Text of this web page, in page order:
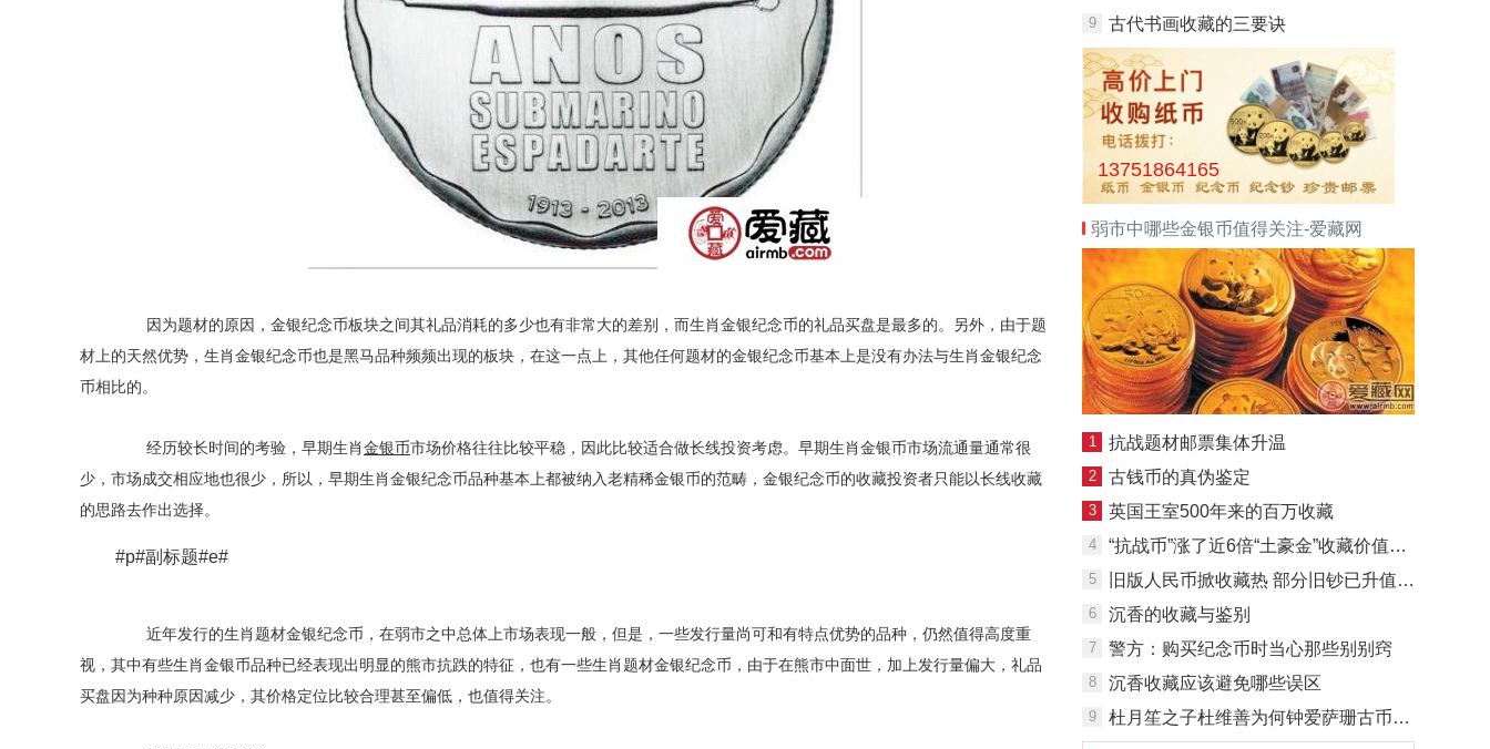
因为题材的原因，金银纪念币板块之间其礼品消耗的多少也有非常大的差别，而生肖金银纪念币的礼品买盘是最多的。另外，由于题
材上的天然优势，生肖金银纪念币也是黑马品种频频出现的板块，在这一点上，其他任何题材的金银纪念币基本上是没有办法与生肖金银纪念
币相比的。
经历较长时间的考验，早期生肖金银币市场价格往往比较平稳，因此比较适合做长线投资考虑。早期生肖金银币市场流通量通常很
少，市场成交相应地也很少，所以，早期生肖金银纪念币品种基本上都被纳入老精稀金银币的范畴，金银纪念币的收藏投资者只能以长线收藏
的思路去作出选择。
#p#副标题#e#
近年发行的生肖题材金银纪念币，在弱市之中总体上市场表现一般，但是，一些发行量尚可和有特点优势的品种，仍然值得高度重
视，其中有些生肖金银币品种已经表现出明显的熊市抗跌的特征，也有一些生肖题材金银纪念币，由于在熊市中面世，加上发行量偏大，礼品
买盘因为种种原因减少，其价格定位比较合理甚至偏低，也值得关注。
9 古代书画收藏的三要诀
13751864165
弱市中哪些金银币值得关注-爱藏网
1 抗战题材邮票集体升温
2 古钱币的真伪鉴定
3 英国王室500年来的百万收藏
4 “抗战币”涨了近6倍“土豪金”收藏价值不高
5 旧版人民币掀收藏热 部分旧钞已升值超70倍
6 沉香的收藏与鉴别
7 警方：购买纪念币时当心那些别别窍
8 沉香收藏应该避免哪些误区
9 杜月笙之子杜维善为何钟爱萨珊古币收藏